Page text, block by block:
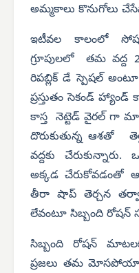
అమ్మకాలు కొనుగోలు
ఇటీవల కాలంలో
గ్రూపులలో తమ వద్ద
రిపబ్లిక్ డే స్పెషల్
ప్రస్తుతం సెకండ్ హ్యాండ్
కాస్త నెట్టెడ్ వైరల్ గా
దొరుకుతున్న ఆశతో
వద్దకు చేరుకున్నారు.
అక్కడ చేరుకోవడంతో
తీరా షాప్ తెర్చన
లేవంటూ సిబ్బంది
సిబ్బంది రోషన్
ప్రజలు తమ